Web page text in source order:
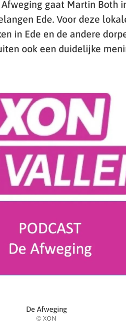
gaat Martin Both
Ede. Voor deze
in Ede en de andere
ook een duidelijke
De Afweging
© XON